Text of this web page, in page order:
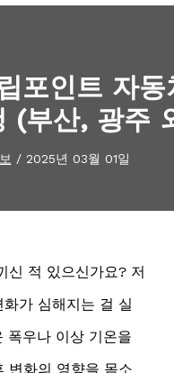
포인트 자동
(부산, 광주
/ 2025년 03월 01일
신 적 있으신가요? 저
가 심해지는 걸 실
폭우나 이상 기온을
변화의 영향을 몸소